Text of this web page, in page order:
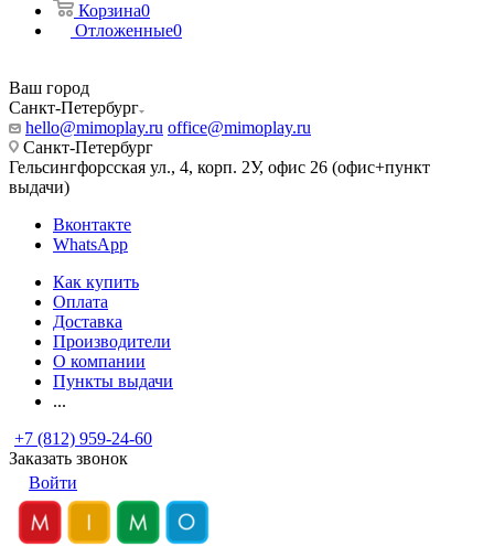
Корзина0
Отложенные0
Ваш город
Санкт-Петербург
hello@mimoplay.ru office@mimoplay.ru
Санкт-Петербург
Гельсингфорсская ул., 4, корп. 2У, офис 26 (офис+пункт
выдачи)
Вконтакте
WhatsApp
Как купить
Оплата
Доставка
Производители
О компании
Пункты выдачи
...
+7 (812) 959-24-60
Заказать звонок
Войти